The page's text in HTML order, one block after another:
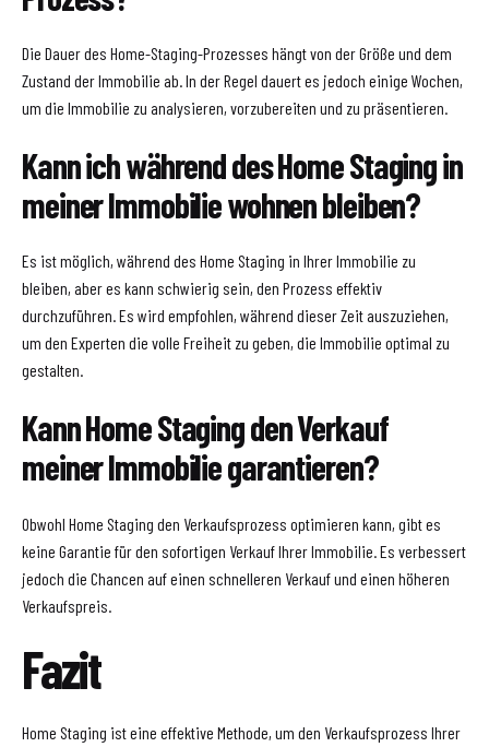
Die Dauer des Home-Staging-Prozesses hängt von der Größe und dem
Zustand der Immobilie ab. In der Regel dauert es jedoch einige Wochen,
um die Immobilie zu analysieren, vorzubereiten und zu präsentieren.
Kann ich während des Home Staging in
meiner Immobilie wohnen bleiben?
Es ist möglich, während des Home Staging in Ihrer Immobilie zu
bleiben, aber es kann schwierig sein, den Prozess effektiv
durchzuführen. Es wird empfohlen, während dieser Zeit auszuziehen,
um den Experten die volle Freiheit zu geben, die Immobilie optimal zu
gestalten.
Kann Home Staging den Verkauf
meiner Immobilie garantieren?
Obwohl Home Staging den Verkaufsprozess optimieren kann, gibt es
keine Garantie für den sofortigen Verkauf Ihrer Immobilie. Es verbessert
jedoch die Chancen auf einen schnelleren Verkauf und einen höheren
Verkaufspreis.
Fazit
Home Staging ist eine effektive Methode, um den Verkaufsprozess Ihrer